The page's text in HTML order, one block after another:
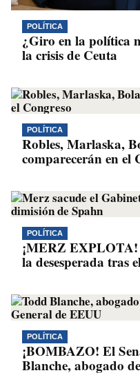
POLÍTICA
¿Giro en la política
la crisis de Ceuta
POLÍTICA
Robles, Marlaska,
comparecerán en el
POLÍTICA
¡MERZ EXPLOTA!
la desesperada tras
POLÍTICA
¡BOMBAZO! El
Blanche, abogado